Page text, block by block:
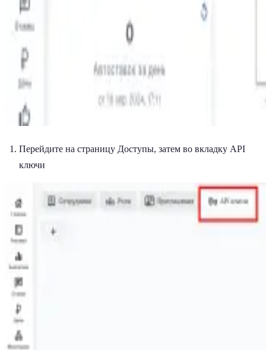
Перейдите на страницу Доступы, затем во вкладку API
ключи